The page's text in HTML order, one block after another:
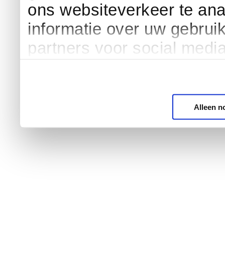
ons websiteverkeer te
informatie over uw
partners voor social
Alleen